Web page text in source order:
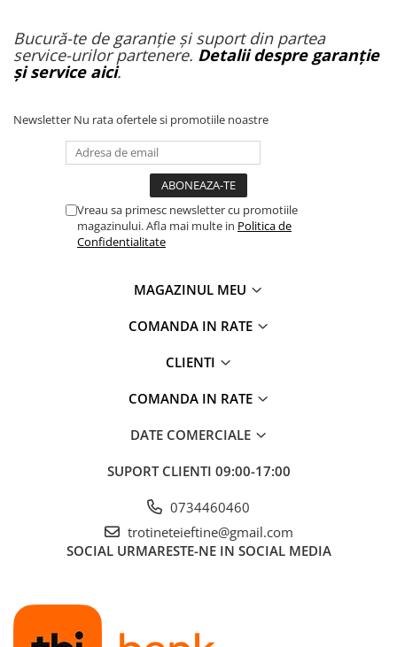
Bucură-te de garanție și suport din partea
service-urilor partenere. Detalii despre garanție
și service aici.
Newsletter Nu rata ofertele si promotiile noastre
Vreau sa primesc newsletter cu promotiile
magazinului. Afla mai multe in Politica de
Confidentialitate
MAGAZINUL MEU
COMANDA IN RATE
CLIENTI
COMANDA IN RATE
DATE COMERCIALE
SUPORT CLIENTI 09:00-17:00
0734460460
trotineteieftine@gmail.com
SOCIAL URMARESTE-NE IN SOCIAL MEDIA